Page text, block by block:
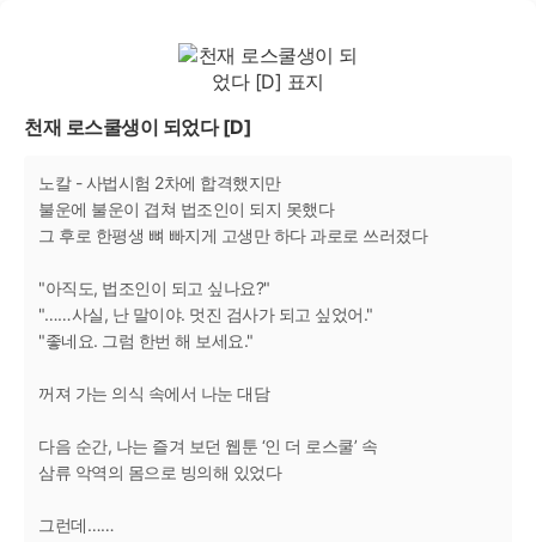
천재 로스쿨생이 되었다 [D]
노칼 - 사법시험 2차에 합격했지만
불운에 불운이 겹쳐 법조인이 되지 못했다
그 후로 한평생 뼈 빠지게 고생만 하다 과로로 쓰러졌다
"아직도, 법조인이 되고 싶나요?"
"……사실, 난 말이야. 멋진 검사가 되고 싶었어."
"좋네요. 그럼 한번 해 보세요."
꺼져 가는 의식 속에서 나눈 대담
다음 순간, 나는 즐겨 보던 웹툰 ‘인 더 로스쿨’ 속
삼류 악역의 몸으로 빙의해 있었다
그런데……